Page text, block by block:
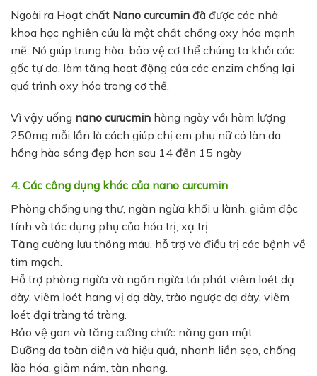
Ngoài ra Hoạt chất Nano curcumin đã được các nhà
khoa học nghiên cứu là một chất chống oxy hóa mạnh
mẽ. Nó giúp trung hòa, bảo vệ cơ thể chúng ta khỏi các
gốc tự do, làm tăng hoạt động của các enzim chống lại
quá trình oxy hóa trong cơ thể.
Vì vậy uống nano curucmin hàng ngày với hàm lượng
250mg mỗi lần là cách giúp chị em phụ nữ có làn da
hồng hào sáng đẹp hơn sau 14 đến 15 ngày
4. Các công dụng khác của nano curcumin
Phòng chống ung thư, ngăn ngừa khối u lành, giảm độc
tính và tác dụng phụ của hóa trị, xạ trị
Tăng cường lưu thông máu, hỗ trợ và điều trị các bệnh về
tim mạch.
Hỗ trợ phòng ngừa và ngăn ngừa tái phát viêm loét dạ
dày, viêm loét hang vị dạ dày, trào ngược dạ dày, viêm
loét đại tràng tá tràng.
Bảo vệ gan và tăng cường chức năng gan mật.
Dưỡng da toàn diện và hiệu quả, nhanh liền sẹo, chống
lão hóa, giảm nám, tàn nhang.